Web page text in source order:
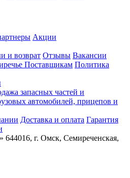
Акции
и возврат Отзывы Вакансии
Поставщикам Политика
запасных частей и
автомобилей, прицепов и
Доставка и оплата Гарантия
644016, г. Омск, Семиреченская,